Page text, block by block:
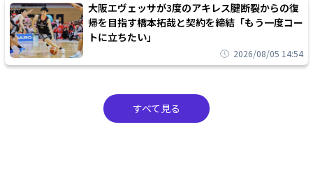
大阪エヴェッサが3度のアキレス腱断裂からの復
帰を目指す橋本拓哉と契約を締結「もう一度コー
トに立ちたい」
2026/08/05 14:54
すべて見る